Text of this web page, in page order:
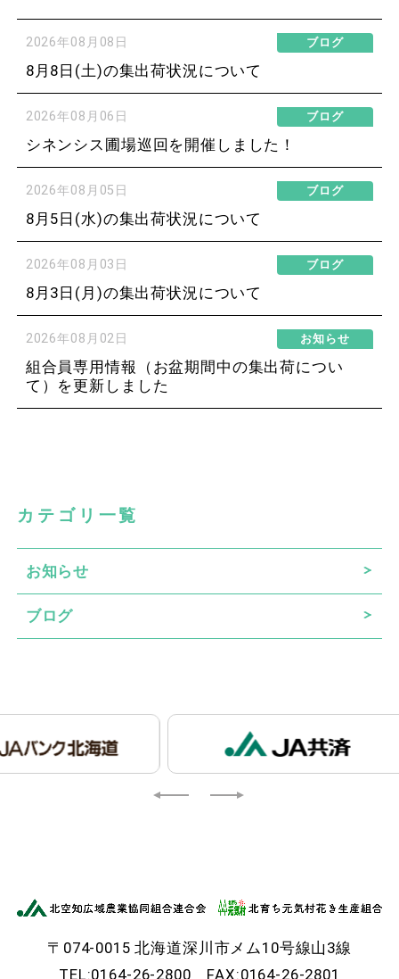
2026年08月08日 ブログ
8月8日(土)の集出荷状況について
2026年08月06日 ブログ
シネンシス圃場巡回を開催しました！
2026年08月05日 ブログ
8月5日(水)の集出荷状況について
2026年08月03日 ブログ
8月3日(月)の集出荷状況について
2026年08月02日 お知らせ
組合員専用情報（お盆期間中の集出荷につい
て）を更新しました
カテゴリ一覧
お知らせ
ブログ
〒074-0015 北海道深川市メム10号線山3線
TEL:0164-26-2800 FAX:0164-26-2801